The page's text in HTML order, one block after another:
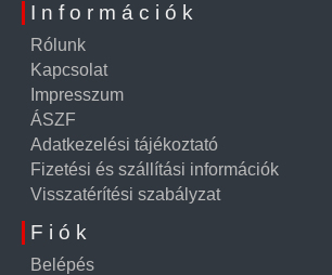
Információk
Rólunk
Kapcsolat
Impresszum
ÁSZF
Adatkezelési tájékoztató
Fizetési és szállítási információk
Visszatérítési szabályzat
Fiók
Belépés